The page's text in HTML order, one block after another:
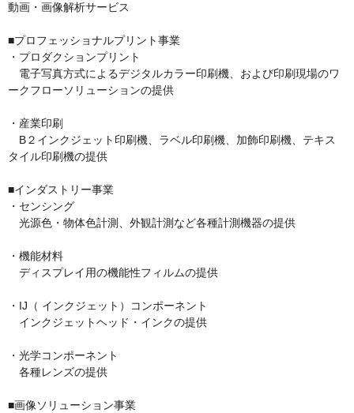
動画・画像解析サービス
■プロフェッショナルプリント事業
・プロダクションプリント
電子写真方式によるデジタルカラー印刷機、および印刷現場のワ
ークフローソリューションの提供
・産業印刷
B２インクジェット印刷機、ラベル印刷機、加飾印刷機、テキス
タイル印刷機の提供
■インダストリー事業
・センシング
光源色・物体色計測、外観計測など各種計測機器の提供
・機能材料
ディスプレイ用の機能性フィルムの提供
・IJ（ インクジェット）コンポーネント
インクジェットヘッド・インクの提供
・光学コンポーネント
各種レンズの提供
■画像ソリューション事業